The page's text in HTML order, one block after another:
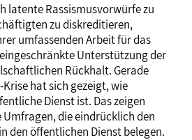
latente Rassismusvorwürfe zu
zu diskreditieren,
umfassenden Arbeit für das
Unterstützung der
Rückhalt. Gerade
hat sich gezeigt, wie
Dienst ist. Das zeigen
die eindrücklich den
den öffentlichen Dienst belegen.